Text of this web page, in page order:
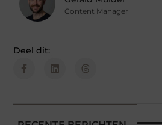
Content Manager
Deel dit: